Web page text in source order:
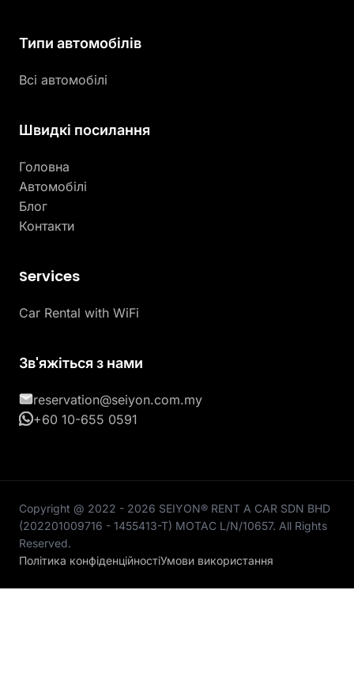
Типи автомобілів
Всі автомобілі
Services
Car Rental with WiFi
Швидкі посилання
Головна
Автомобілі
Блог
Контакти
Зв'яжіться з нами
reservation@seiyon.com.my
+60 10-655 0591
Copyright @ 2022 - 2026 SEIYON® RENT A CAR SDN BHD
(202201009716 - 1455413-T) MOTAC L/N/10657. All Rights
Reserved.
Політика конфіденційностіУмови використання